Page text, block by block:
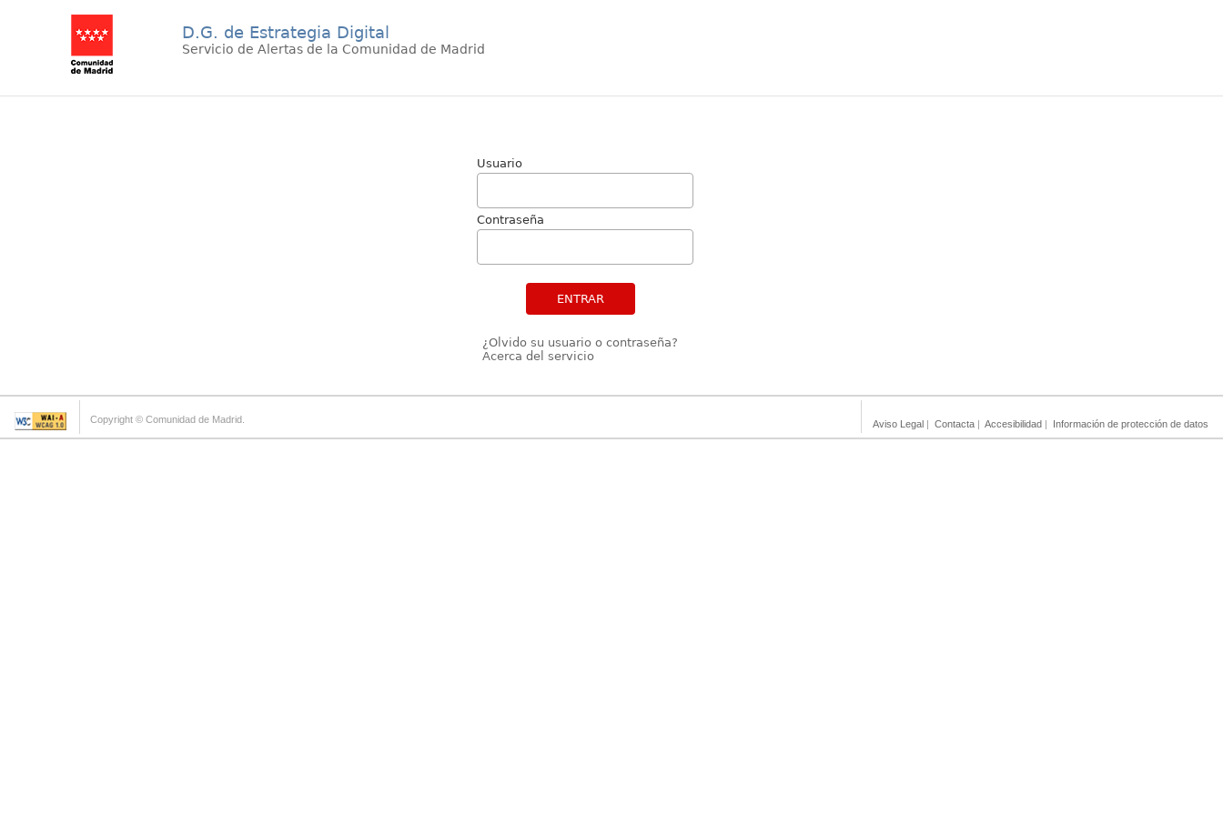
D.G. de Estrategia Digital
Servicio de Alertas de la Comunidad de Madrid
Usuario
Contraseña
ENTRAR
¿Olvido su usuario o contraseña?
Acerca del servicio
Copyright © Comunidad de Madrid. Aviso Legal | Contacta | Accesibilidad | Información de protección de datos